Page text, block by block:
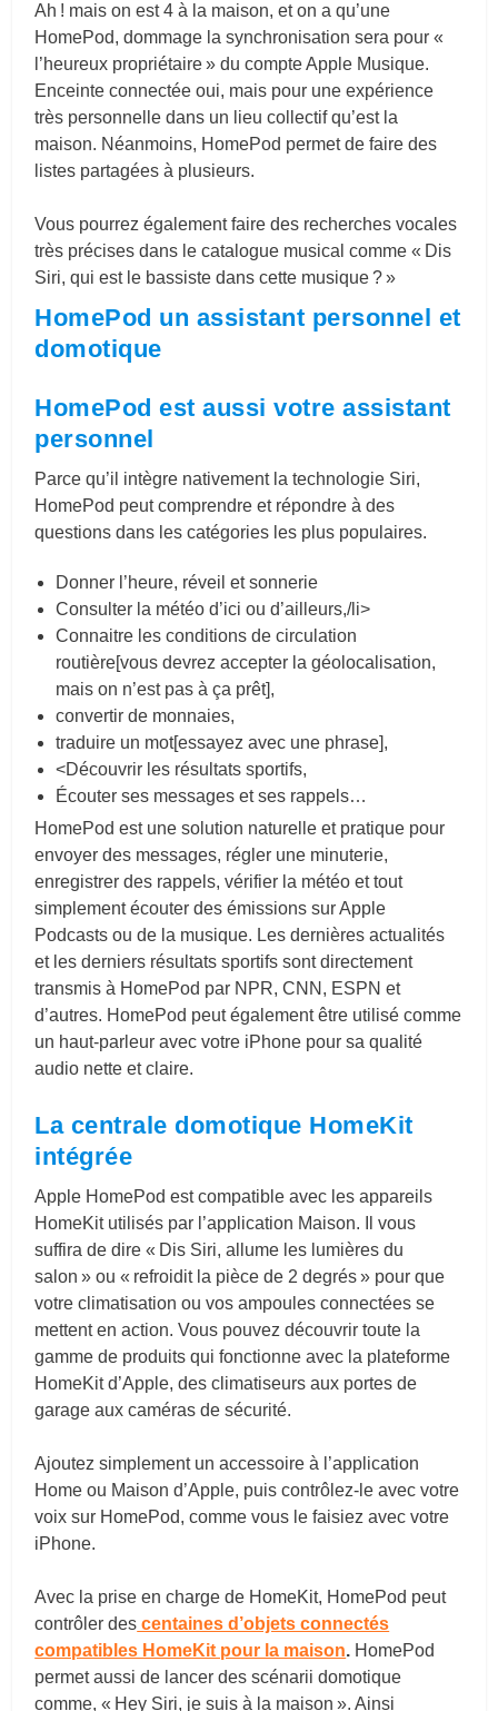
Ah ! mais on est 4 à la maison, et on a qu’une
HomePod, dommage la synchronisation sera pour «
l’heureux propriétaire » du compte Apple Musique.
Enceinte connectée oui, mais pour une expérience
très personnelle dans un lieu collectif qu’est la
maison. Néanmoins, HomePod permet de faire des
listes partagées à plusieurs.
Vous pourrez également faire des recherches vocales
très précises dans le catalogue musical comme « Dis
Siri, qui est le bassiste dans cette musique ? »
HomePod un assistant personnel et
domotique
HomePod est aussi votre assistant
personnel
Parce qu’il intègre nativement la technologie Siri,
HomePod peut comprendre et répondre à des
questions dans les catégories les plus populaires.
Donner l’heure, réveil et sonnerie
Consulter la météo d’ici ou d’ailleurs,/li>
Connaitre les conditions de circulation
routière[vous devrez accepter la géolocalisation,
mais on n’est pas à ça prêt],
convertir de monnaies,
traduire un mot[essayez avec une phrase],
<Découvrir les résultats sportifs,
Écouter ses messages et ses rappels…
HomePod est une solution naturelle et pratique pour
envoyer des messages, régler une minuterie,
enregistrer des rappels, vérifier la météo et tout
simplement écouter des émissions sur Apple
Podcasts ou de la musique. Les dernières actualités
et les derniers résultats sportifs sont directement
transmis à HomePod par NPR, CNN, ESPN et
d’autres. HomePod peut également être utilisé comme
un haut-parleur avec votre iPhone pour sa qualité
audio nette et claire.
La centrale domotique HomeKit
intégrée
Apple HomePod est compatible avec les appareils
HomeKit utilisés par l’application Maison. Il vous
suffira de dire « Dis Siri, allume les lumières du
salon » ou « refroidit la pièce de 2 degrés » pour que
votre climatisation ou vos ampoules connectées se
mettent en action. Vous pouvez découvrir toute la
gamme de produits qui fonctionne avec la plateforme
HomeKit d’Apple, des climatiseurs aux portes de
garage aux caméras de sécurité.
Ajoutez simplement un accessoire à l’application
Home ou Maison d’Apple, puis contrôlez-le avec votre
voix sur HomePod, comme vous le faisiez avec votre
iPhone.
Avec la prise en charge de HomeKit, HomePod peut
contrôler des centaines d’objets connectés
compatibles HomeKit pour la maison. HomePod
permet aussi de lancer des scénarii domotique
comme, « Hey Siri, je suis à la maison ». Ainsi